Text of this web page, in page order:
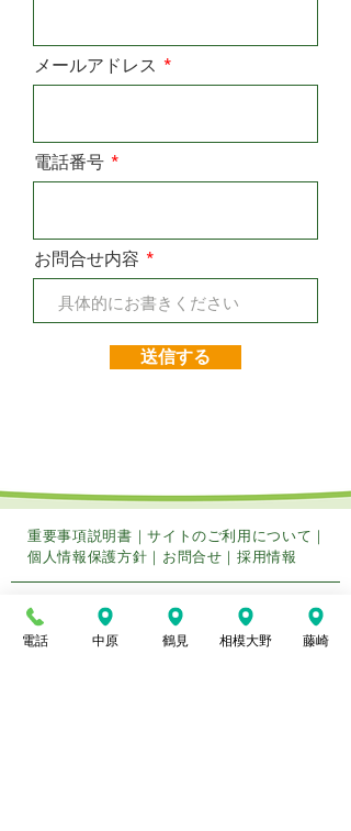
メールアドレス
電話番号
お問合せ内容
送信する
重要事項説明書 ｜サイトのご利用について ｜
個人情報保護方針 ｜ お問合せ ｜採用情報
株式会社​トータルリハーブ
＜トータルリハーブ中原＞
電話 中原 鶴見 相模大野 藤崎